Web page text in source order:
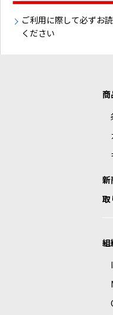
ご利用に際して必ずお
ください
商
新
取
組